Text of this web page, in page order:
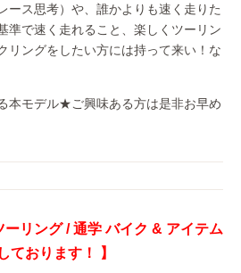
ース思考）や、誰かよりも速く走りた
準で速く走れること、楽しくツーリン
リングをしたい方には持って来い！な
本モデル★ご興味ある方は是非お早め
リング / 通学 バイク & アイテム
ております！ 】